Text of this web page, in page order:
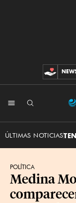
ÚLTIMAS NOTICIAS
POLÍTICA
Medina